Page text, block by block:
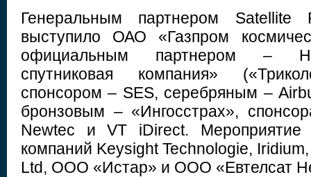
Генеральным партнером
выступило ОАО «Газпром
официальным партнером –
спутниковая компания»
спонсором – SES, серебряным –
бронзовым – «Ингосстрах»,
Newtec и VT iDirect. Мероприятие
компаний Keysight Technologie,
Ltd, ООО «Истар» и ООО «Евтелсат